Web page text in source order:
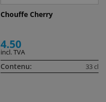
Chouffe Cherry
4.50
incl. TVA
Contenu: 33 cl